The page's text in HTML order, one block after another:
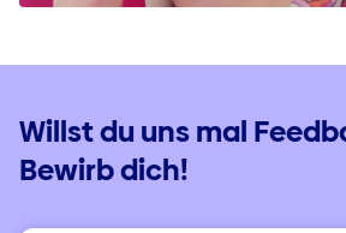
Willst du uns mal
Bewirb dich!